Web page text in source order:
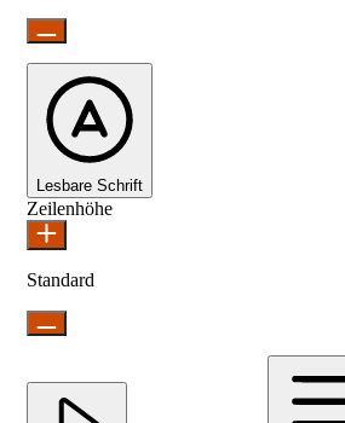
Lesbare Schrift
Zeilenhöhe
Standard